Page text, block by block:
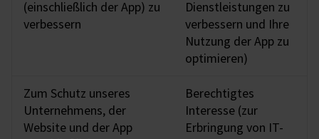
(einschließlich der App) zu
verbessern
Dienstleistungen zu
verbessern und Ihre
Nutzung der App zu
optimieren)
Zum Schutz unseres
Unternehmens, der
Website und der App
Berechtigtes
Interesse (zur
Erbringung von IT-